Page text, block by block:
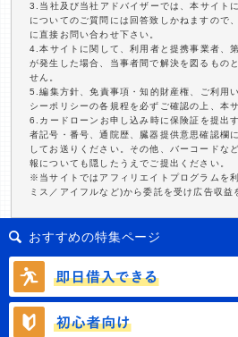
3.当社及び当社アドバイザーでは、本サイト
についてのご質問には回答致しかねますので
に直接お問い合わせ下さい。
4.本サイトに関して、利用者と提携事業者、
が発生した場合、当事者間で解決を図るもの
せん。
5.編集方針、免責事項・知的財産権、ご利用
シーポリシーの各規程を必ずご確認の上、本
6.カードローンお申し込み時に保険証を提出
者記号・番号、通院歴、臓器提供意思確認欄
してお送りください。その他、バーコードな
報についても隠したうえでご提出ください。
※当サイトではアフィリエイトプログラムを
ミス／アイフルなど)から委託を受け広告収益
おすすめの特集ページ